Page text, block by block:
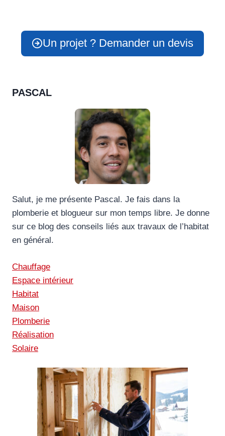
Un projet ? Demander un devis
PASCAL
Salut, je me présente Pascal. Je fais dans la
plomberie et blogueur sur mon temps libre. Je donne
sur ce blog des conseils liés aux travaux de l’habitat
en général.
Chauffage
Espace intérieur
Habitat
Maison
Plomberie
Réalisation
Solaire